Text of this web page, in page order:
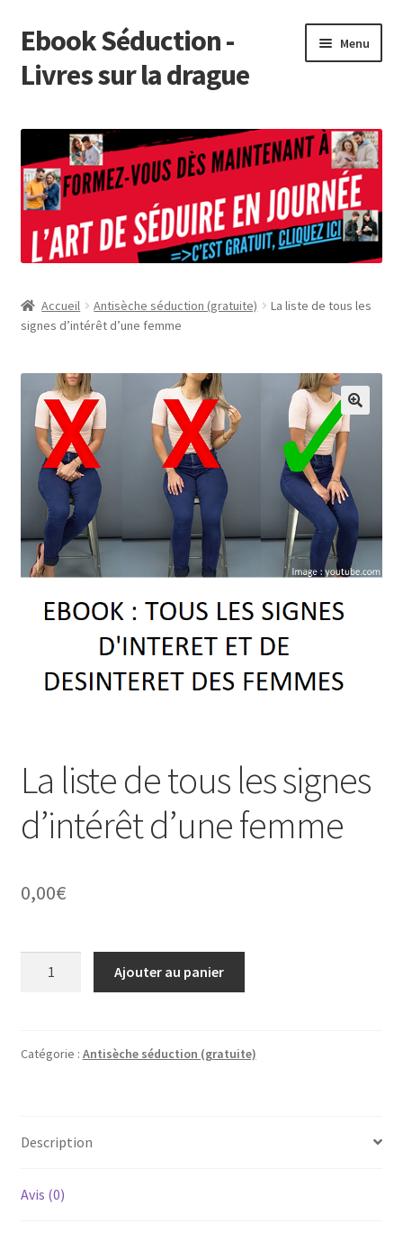
Aller
à
la
Aller
au
contenu
Ebook Séduction -
Livres sur la drague
Menu
Tuto
Boutique
Affiliation
Forum Séduction
Accueil Antisèche séduction (gratuite)
La liste de tous les
signes d’intérêt d’une femme
La liste de tous les signes
d’intérêt d’une femme
0,00€
de
d'intérêt
femme
Ajouter au panier
Catégorie : Antisèche séduction (gratuite)
Description
Avis (0)